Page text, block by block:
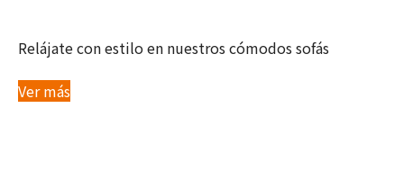
Relájate con estilo en nuestros cómodos sofás
Ver más